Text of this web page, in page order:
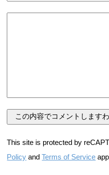
This site is protected by
Policy andTerms of Service